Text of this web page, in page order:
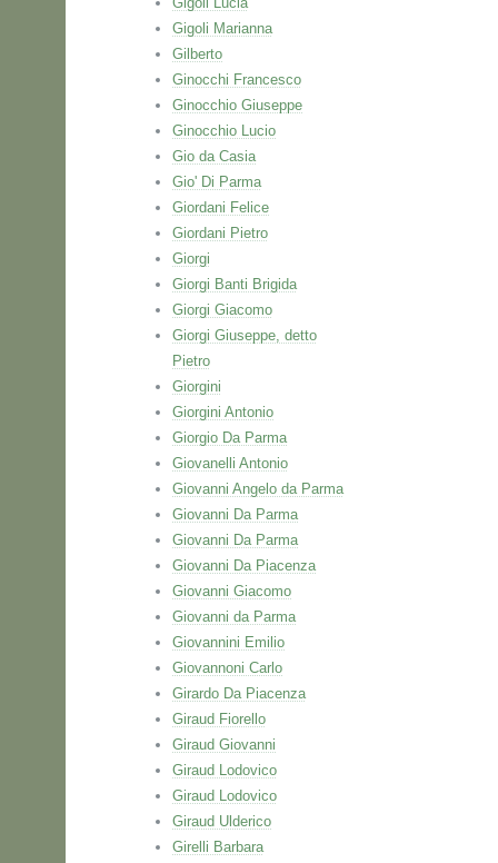
Gigoli Marianna
Gilberto
Ginocchi Francesco
Ginocchio Giuseppe
Ginocchio Lucio
Gio da Casia
Gio' Di Parma
Giordani Felice
Giordani Pietro
Giorgi
Giorgi Banti Brigida
Giorgi Giacomo
Giorgi Giuseppe, detto
Pietro
Giorgini
Giorgini Antonio
Giorgio Da Parma
Giovanelli Antonio
Giovanni Angelo da Parma
Giovanni Da Parma
Giovanni Da Parma
Giovanni Da Piacenza
Giovanni Giacomo
Giovanni da Parma
Giovannini Emilio
Giovannoni Carlo
Girardo Da Piacenza
Giraud Fiorello
Giraud Giovanni
Giraud Lodovico
Giraud Lodovico
Giraud Ulderico
Girelli Barbara